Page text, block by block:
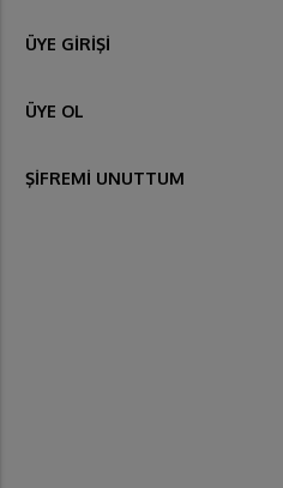
ÜYE GİRİŞİ
ÜYE OL
ŞİFREMİ UNUTTUM